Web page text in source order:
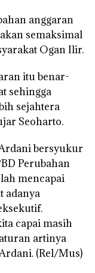
anggaran
semaksimal
Ogan Ilir.
itu benar-
sehingga
sejahtera
Seoharto.
bersyukur
Perubahan
mencapai
adanya
capai masih
artinya
(Rel/Mus)